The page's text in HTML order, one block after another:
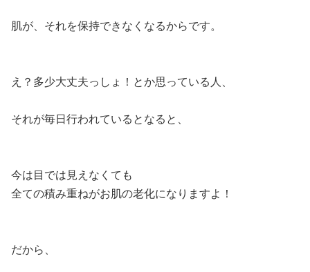
肌が、それを保持できなくなるからです。
え？多少大丈夫っしょ！とか思っている人、
それが毎日行われているとなると、
今は目では見えなくても
全ての積み重ねがお肌の老化になりますよ！
だから、